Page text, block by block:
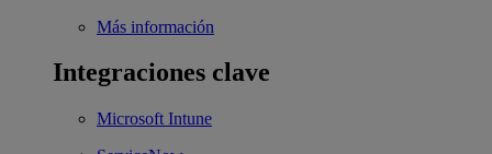
Más información
Integraciones clave
Microsoft Intune